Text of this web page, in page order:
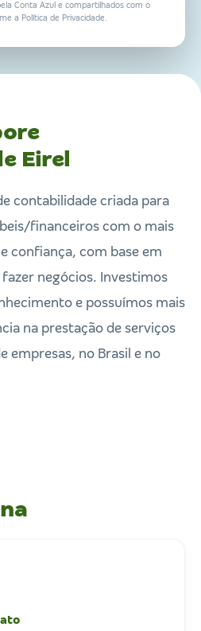
Conta Azul e compartilhados com o
a Política de Privacidade.
Eirel
contabilidade criada para
financeiros com o mais
confiança, com base em
negócios. Investimos
e possuímos mais
na prestação de serviços
empresas, no Brasil e no